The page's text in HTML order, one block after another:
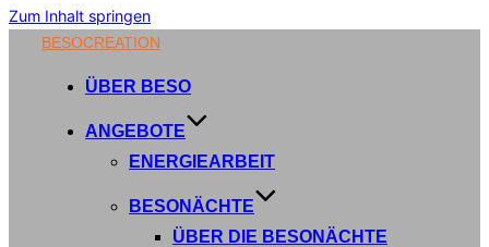
Zum Inhalt springen
BESOCREATION
ÜBER BESO
ANGEBOTE
ENERGIEARBEIT
BESONÄCHTE
ÜBER DIE BESONÄCHTE